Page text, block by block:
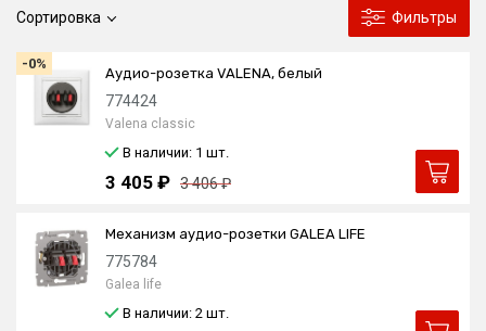
Сортировка Фильтры
-0%
Аудио-розетка VALENA, белый
774424
Valena classic
В наличии: 1 шт.
3 405 ₽ 3 406 ₽
Механизм аудио-розетки GALEA LIFE
775784
Galea life
В наличии: 2 шт.